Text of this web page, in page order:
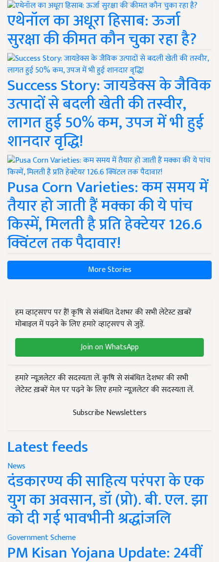
एथेनॉल का अधूरा हिसाब: ऊर्जा
सुरक्षा की कीमत कौन चुका रहा है?
Success Story: जायडेक्स के जैविक
उत्पादों से बदली खेती की तस्वीर,
लागत हुई 50% कम, उपज में भी हुई
शानदार वृद्धि!
Pusa Corn Varieties: कम समय में
तैयार हो जाती हैं मक्का की ये पांच
किस्में, मिलती है प्रति हेक्टेयर 126.6
क्विंटल तक पैदावार!
More Stories
हम व्हाट्सएप पर हैं! कृषि से संबंधित देशभर की सभी लेटेस्ट ख़बरें
मोबाइल में पढ़ने के लिए हमारे व्हाट्सएप से जुड़ें.
Join on WhatsApp
हमारे न्यूज़लेटर की सदस्यता लें. कृषि से संबंधित देशभर की सभी
लेटेस्ट ख़बरें मेल पर पढ़ने के लिए हमारे न्यूज़लेटर की सदस्यता लें.
Subscribe Newsletters
Latest feeds
News
दंडकारण्य की साहित्य परंपरा के एक
युग का अवसान, डॉ (प्रो). बी. एल. झा
को दी गई भावभीनी श्रद्धांजलि
Government Scheme
PM Kisan Yojana Update: 24वीं